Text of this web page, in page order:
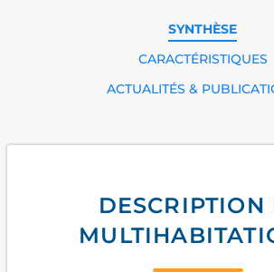
SYNTHÈSE
CARACTÉRISTIQUES
ACTUALITÉS &
DESCRIPTION